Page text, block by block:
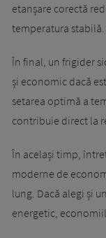
etanșare corectă
temperatura stabilă.
În final, un frigider
și economic dacă
setarea optimă a
contribuie direct la
În același timp,
moderne de
lung. Dacă alegi și
energetic,